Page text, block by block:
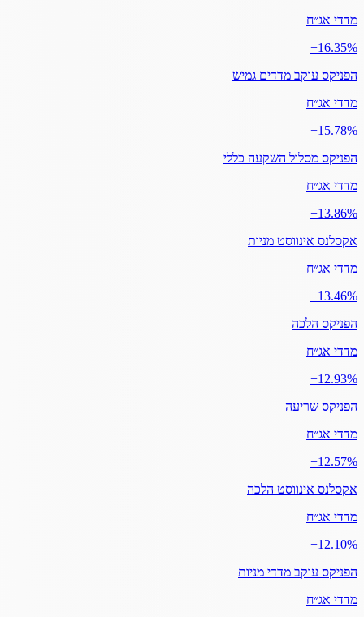
מדדי אג״ח
‎+16.35%
הפניקס עוקב מדדים גמיש
מדדי אג״ח
‎+15.78%
הפניקס מסלול השקעה כללי
מדדי אג״ח
‎+13.86%
אקסלנס אינווסט מניות
מדדי אג״ח
‎+13.46%
הפניקס הלכה
מדדי אג״ח
‎+12.93%
הפניקס שריעה
מדדי אג״ח
‎+12.57%
אקסלנס אינווסט הלכה
מדדי אג״ח
‎+12.10%
הפניקס עוקב מדדי מניות
מדדי אג״ח